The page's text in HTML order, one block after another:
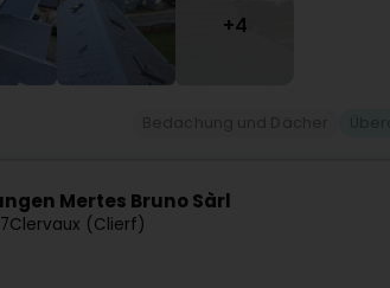
+4
Mertes Bruno Sàrl
Clervaux (Clierf)